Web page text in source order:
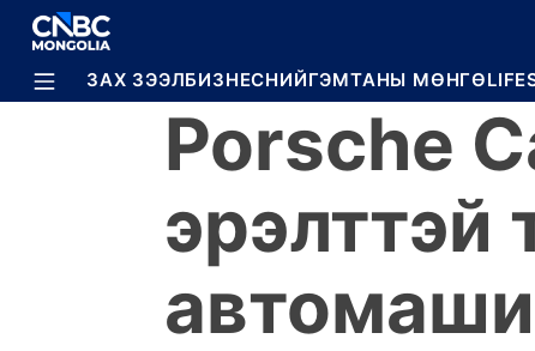
BREAKING
ЗАХ ЗЭЭЛБИЗНЕСНИЙГЭМТАНЫ МӨНГӨ
Porsche
эрэлттэй